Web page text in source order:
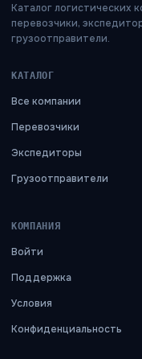
Каталог логистических
перевозчики,
грузоотправители.
КАТАЛОГ
Все компании
Перевозчики
Экспедиторы
Грузоотправители
КОМПАНИЯ
Войти
Поддержка
Условия
Конфиденциальность